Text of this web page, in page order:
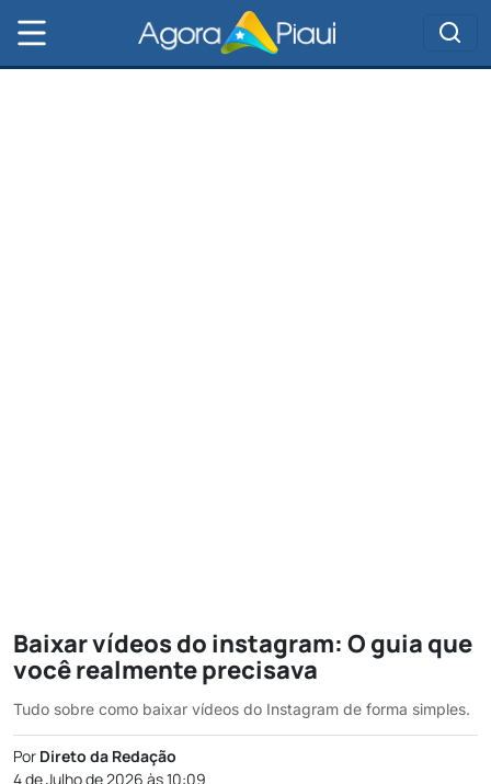
Baixar vídeos do instagram: O guia que
você realmente precisava
Tudo sobre como baixar vídeos do Instagram de forma simples.
Por Direto da Redação
4 de Julho de 2026 às 10:09